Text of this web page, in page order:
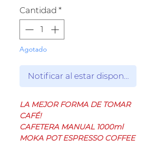
Cantidad *
Agotado
Notificar al estar disponible
LA MEJOR FORMA DE TOMAR
CAFÉ!
CAFETERA MANUAL 1000ml
MOKA POT ESPRESSO COFFEE